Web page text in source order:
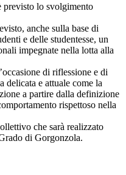
previsto lo svolgimento
anche sulla base di
e delle studentesse, un
impegnate nella lotta alla
di riflessione e di
delicata e attuale come la
a partire dalla definizione
rispettoso nella
che sarà realizzato
di Gorgonzola.